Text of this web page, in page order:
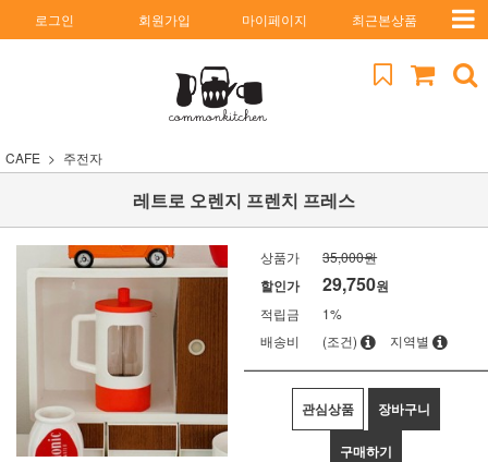
로그인 회원가입 마이페이지 최근본상품
CAFE 주전자
레트로 오렌지 프렌치 프레스
상품가 35,000원
할인가 29,750원
적립금
1%
배송비
(조건) 지역별
관심상품 장바구니
구매하기